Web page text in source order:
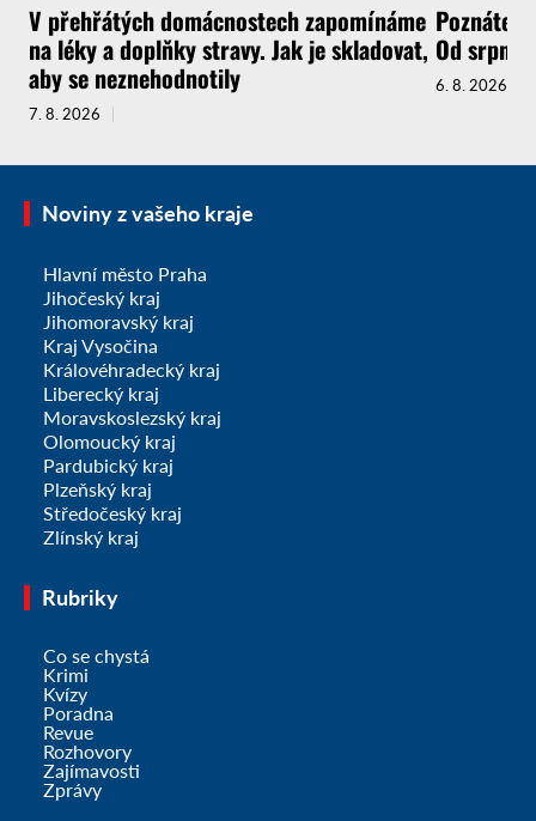
V přehřátých domácnostech zapomínáme
na léky a doplňky stravy. Jak je skladovat,
aby se neznehodnotily
7. 8. 2026
Poznáte,
Od srpna
6. 8. 2026
Noviny z vašeho kraje
Hlavní město Praha
Jihočeský kraj
Jihomoravský kraj
Kraj Vysočina
Královéhradecký kraj
Liberecký kraj
Moravskoslezský kraj
Olomoucký kraj
Pardubický kraj
Plzeňský kraj
Středočeský kraj
Zlínský kraj
Rubriky
Co se chystá
Krimi
Kvízy
Poradna
Revue
Rozhovory
Zajímavosti
Zprávy